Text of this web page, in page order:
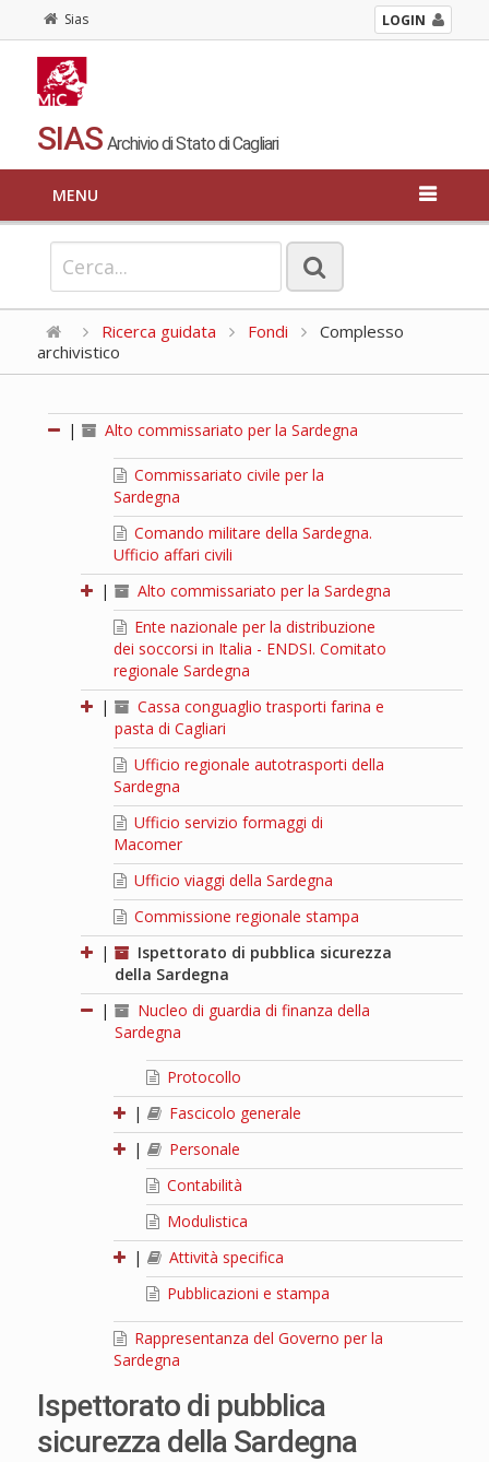
Sias LOGIN
SIAS Archivio di Stato di Cagliari
MENU
Ricerca guidata Fondi
Complesso
archivistico
| Alto commissariato per la Sardegna
Commissariato civile per la
Sardegna
Comando militare della Sardegna.
Ufficio affari civili
|
Alto commissariato per la Sardegna
Ente nazionale per la distribuzione
dei soccorsi in Italia - ENDSI. Comitato
regionale Sardegna
|
Cassa conguaglio trasporti farina e
pasta di Cagliari
Ufficio regionale autotrasporti della
Sardegna
Ufficio servizio formaggi di
Macomer
Ufficio viaggi della Sardegna
Commissione regionale stampa
|
Ispettorato di pubblica sicurezza
della Sardegna
|
Nucleo di guardia di finanza della
Sardegna
Protocollo
|
Fascicolo generale
|
Personale
Contabilità
Modulistica
|
Attività specifica
Pubblicazioni e stampa
Rappresentanza del Governo per la
Sardegna
Ispettorato di pubblica
sicurezza della Sardegna